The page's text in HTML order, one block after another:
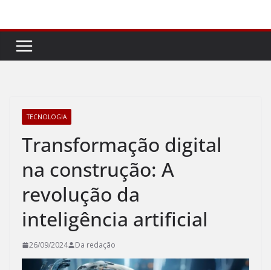
conteúdo
TECNOLOGIA
Transformação digital
na construção: A
revolução da
inteligência artificial
26/09/2024 Da redação